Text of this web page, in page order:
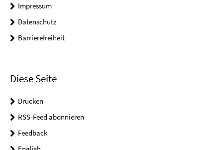
Impressum
Datenschutz
Barrierefreiheit
Diese Seite
Drucken
RSS-Feed abonnieren
Feedback